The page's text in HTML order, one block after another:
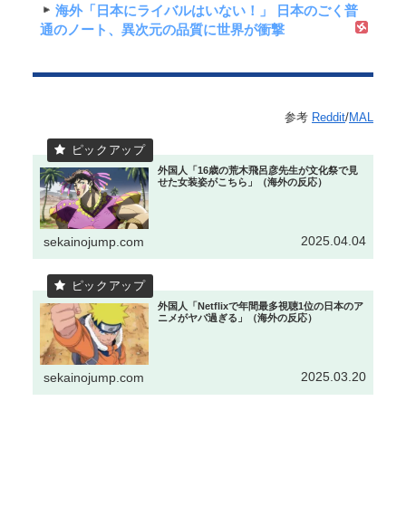
海外「日本にライバルはいない！」 日本のごく普
通のノート、異次元の品質に世界が衝撃
参考 Reddit/MAL
外国人「16歳の荒木飛呂彦先生が文化祭で見
せた女装姿がこちら」（海外の反応）
sekainojump.com 2025.04.04
外国人「Netflixで年間最多視聴1位の日本のア
ニメがヤバ過ぎる」（海外の反応）
sekainojump.com 2025.03.20